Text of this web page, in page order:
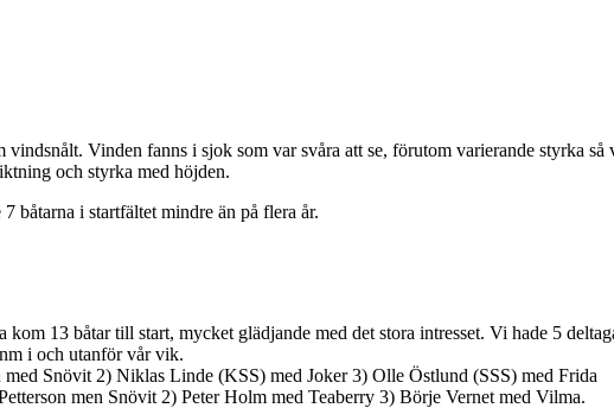
vindsnålt. Vinden fanns i sjok som var svåra att se, förutom varierande styrka
och styrka med höjden.
båtarna i startfältet mindre än på flera år.
kom 13 båtar till start, mycket glädjande med det stora intresset. Vi hade 5
i och utanför vår vik.
med Snövit 2) Niklas Linde (KSS) med Joker 3) Olle Östlund (SSS) med Frida
men Snövit 2) Peter Holm med Teaberry 3) Börje Vernet med Vilma.